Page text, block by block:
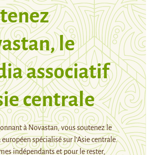
le
associatif
centrale
à Novastan, vous soutenez le
spécialisé sur l’Asie centrale.
indépendants et pour le rester,